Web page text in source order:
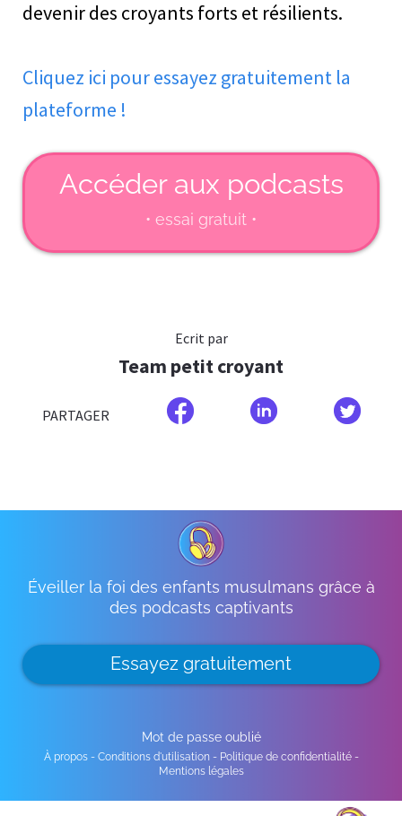
devenir des croyants forts et résilients.
Cliquez ici pour essayez gratuitement la
plateforme !
Accéder aux podcasts
• essai gratuit •
Ecrit par
Team petit croyant
PARTAGER
Éveiller la foi des enfants musulmans grâce à
des podcasts captivants
Essayez gratuitement
Mot de passe oublié
À propos- Conditions d'utilisation- Politique de confidentialité-
Mentions légales